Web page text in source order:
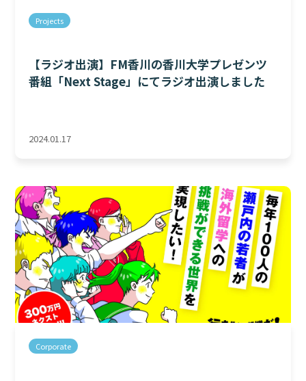
Projects
【ラジオ出演】FM香川の香川大学プレゼンツ
番組「Next Stage」にてラジオ出演しました
2024.01.17
Corporate